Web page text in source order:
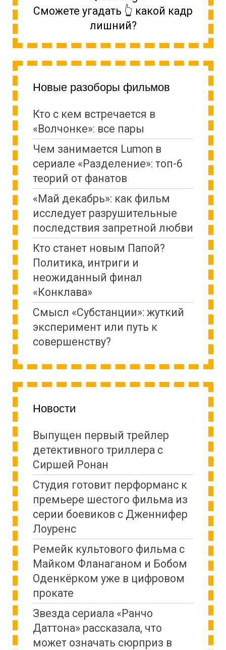
Сможете угадать 👆 какой кадр
лишний?
Новые разоборы фильмов
Кто с кем встречается в
«Волчонке»: все пары
Чем занимается Lumon в
сериале «Разделение»: топ-6
теорий от фанатов
«Май декабрь»: как фильм
исследует разрушительные
последствия запретной любви
Кто станет новым Папой?
Политика, интриги и
неожиданный финал
«Конклава»
Cмысл «Субстанции»: жуткий
эксперимент или путь к
совершенству?
Новости
Выпущен первый трейлер
детективного триллера с
Сиршей Ронан
Студия готовит перформанс к
премьере шестого фильма из
серии боевиков с Дженнифер
Лоуренс
Ремейк культового фильма с
Майком Фланаганом и Бобом
Оденкёрком уже в цифровом
прокате
Звезда сериала «Ранчо
Даттона» рассказала, что
может означать сюрприз в